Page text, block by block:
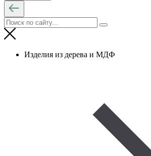
Изделия из дерева и МДФ